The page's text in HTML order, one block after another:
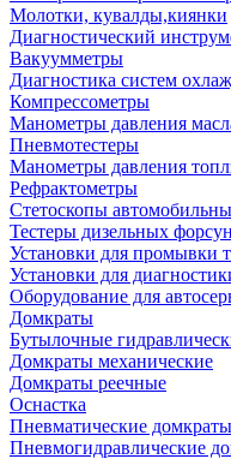
Молотки, кувалды,киянки
Диагностический
Вакуумметры
Диагностика систем
Компрессометры
Манометры давления
Пневмотестеры
Манометры давления
Рефрактометры
Стетоскопы
Тестеры дизельных
Установки для промывки
Установки для
Оборудование для
Домкраты
Бутылочные
Домкраты механические
Домкраты реечные
Оснастка
Пневматические домкраты
Пневмогидравлические